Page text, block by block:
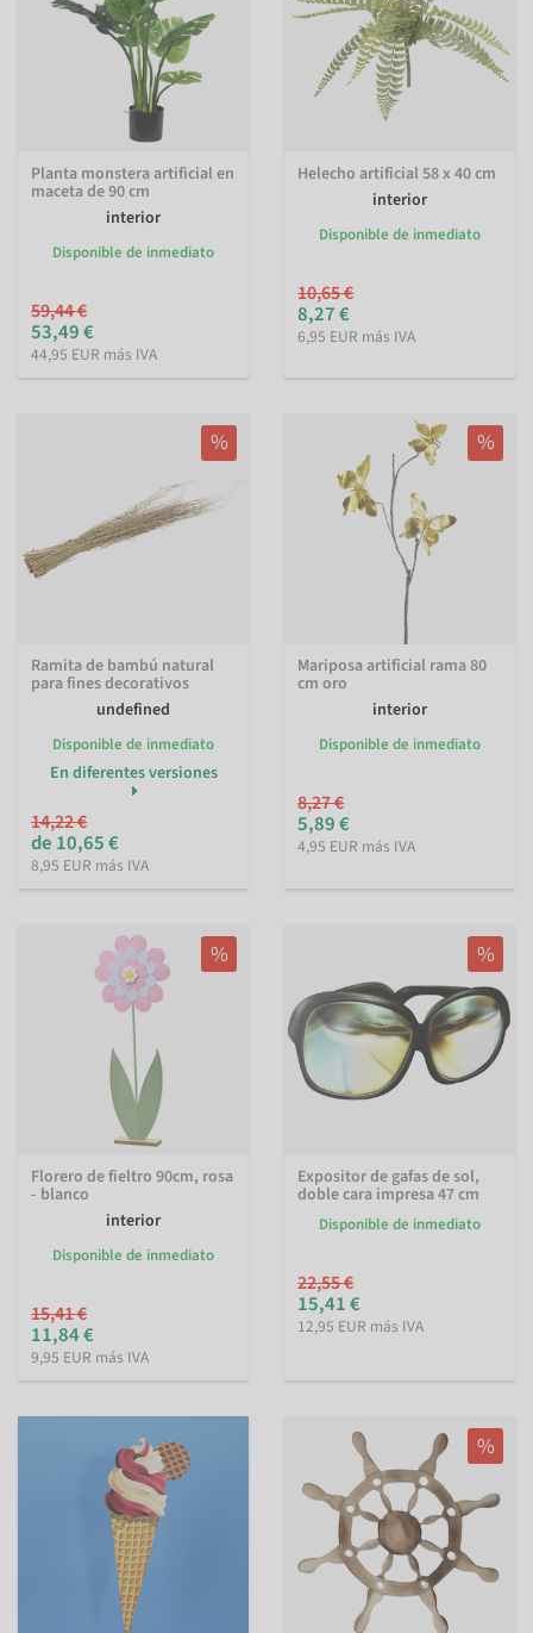
Planta monstera artificial en
maceta de 90 cm
interior
Disponible de inmediato
59,44 €
53,49 €
44,95 EUR más IVA
Helecho artificial 58 x 40 cm
interior
Disponible de inmediato
10,65 €
8,27 €
6,95 EUR más IVA
%
Ramita de bambú natural
para fines decorativos
undefined
Disponible de inmediato
En diferentes versiones
14,22 €
de 10,65 €
8,95 EUR más IVA
%
Mariposa artificial rama 80
cm oro
interior
Disponible de inmediato
8,27 €
5,89 €
4,95 EUR más IVA
%
Florero de fieltro 90cm, rosa
- blanco
interior
Disponible de inmediato
15,41 €
11,84 €
9,95 EUR más IVA
%
Expositor de gafas de sol,
doble cara impresa 47 cm
Disponible de inmediato
22,55 €
15,41 €
12,95 EUR más IVA
%